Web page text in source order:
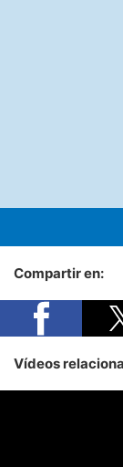
Compartir en:
Vídeos